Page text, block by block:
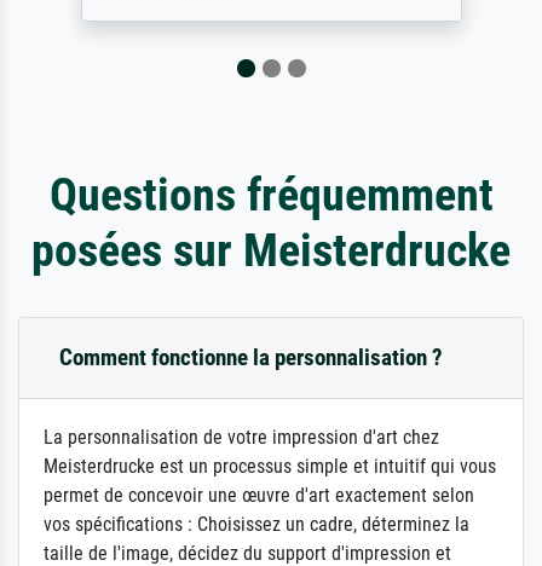
Questions fréquemment
posées sur Meisterdrucke
Comment fonctionne la personnalisation ?
La personnalisation de votre impression d'art chez
Meisterdrucke est un processus simple et intuitif qui vous
permet de concevoir une œuvre d'art exactement selon
vos spécifications : Choisissez un cadre, déterminez la
taille de l'image, décidez du support d'impression et